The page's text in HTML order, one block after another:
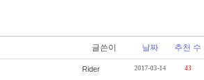
글쓴이 날짜 추천 수
Rider 2017-03-14 43